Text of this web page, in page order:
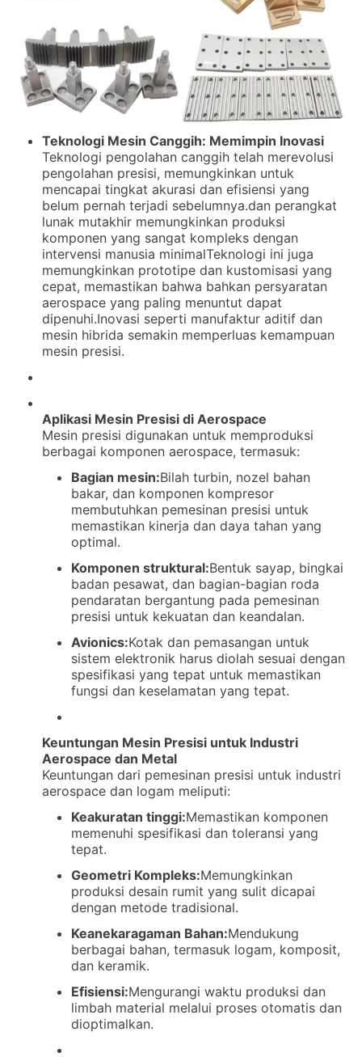
Teknologi Mesin Canggih: Memimpin Inovasi
Teknologi pengolahan canggih telah merevolusi
pengolahan presisi, memungkinkan untuk
mencapai tingkat akurasi dan efisiensi yang
belum pernah terjadi sebelumnya.dan perangkat
lunak mutakhir memungkinkan produksi
komponen yang sangat kompleks dengan
intervensi manusia minimalTeknologi ini juga
memungkinkan prototipe dan kustomisasi yang
cepat, memastikan bahwa bahkan persyaratan
aerospace yang paling menuntut dapat
dipenuhi.Inovasi seperti manufaktur aditif dan
mesin hibrida semakin memperluas kemampuan
mesin presisi.
Aplikasi Mesin Presisi di Aerospace
Mesin presisi digunakan untuk memproduksi
berbagai komponen aerospace, termasuk:
Bagian mesin:Bilah turbin, nozel bahan
bakar, dan komponen kompresor
membutuhkan pemesinan presisi untuk
memastikan kinerja dan daya tahan yang
optimal.
Komponen struktural:Bentuk sayap, bingkai
badan pesawat, dan bagian-bagian roda
pendaratan bergantung pada pemesinan
presisi untuk kekuatan dan keandalan.
Avionics:Kotak dan pemasangan untuk
sistem elektronik harus diolah sesuai dengan
spesifikasi yang tepat untuk memastikan
fungsi dan keselamatan yang tepat.
Keuntungan Mesin Presisi untuk Industri
Aerospace dan Metal
Keuntungan dari pemesinan presisi untuk industri
aerospace dan logam meliputi:
Keakuratan tinggi:Memastikan komponen
memenuhi spesifikasi dan toleransi yang
tepat.
Geometri Kompleks:Memungkinkan
produksi desain rumit yang sulit dicapai
dengan metode tradisional.
Keanekaragaman Bahan:Mendukung
berbagai bahan, termasuk logam, komposit,
dan keramik.
Efisiensi:Mengurangi waktu produksi dan
limbah material melalui proses otomatis dan
dioptimalkan.